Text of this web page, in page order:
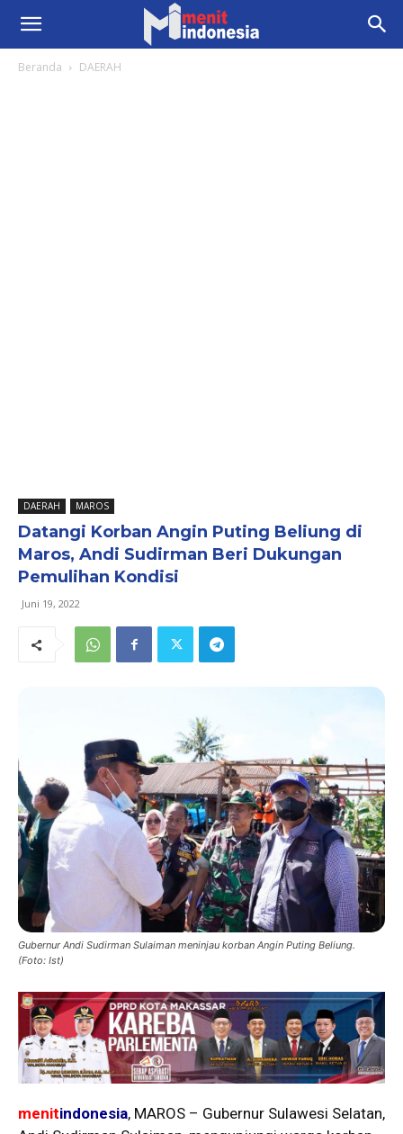
Beranda DAERAH
DAERAH MAROS
Datangi Korban Angin Puting Beliung di
Maros, Andi Sudirman Beri Dukungan
Pemulihan Kondisi
Juni 19, 2022
Gubernur Andi Sudirman Sulaiman meninjau korban Angin Puting Beliung.
(Foto: Ist)
menitindonesia, MAROS – Gubernur Sulawesi Selatan,